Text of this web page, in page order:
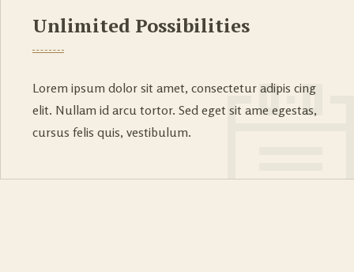
Unlimited Possibilities
Lorem ipsum dolor sit amet, consectetur adipis cing
elit. Nullam id arcu tortor. Sed eget sit ame egestas,
cursus felis quis, vestibulum.